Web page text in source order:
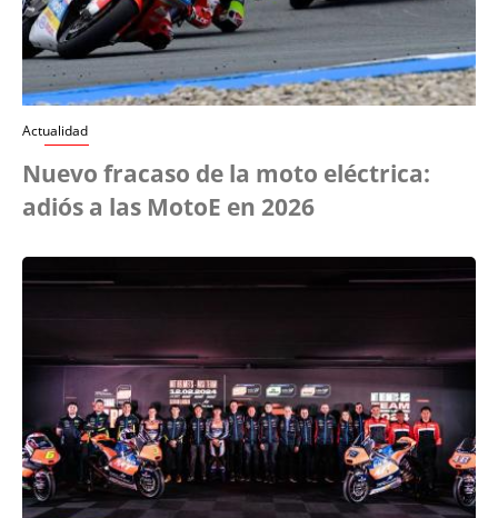
Actualidad
Nuevo fracaso de la moto eléctrica:
adiós a las MotoE en 2026